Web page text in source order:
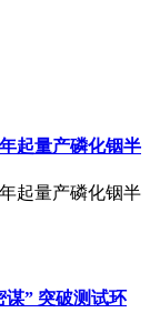
起量产磷化铟半
起量产磷化铟半
谋” 突破测试环